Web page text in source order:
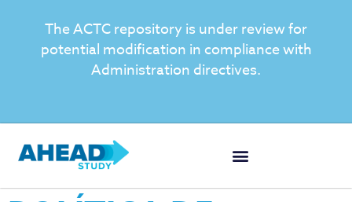
The ACTC repository is under review for
potential modification in compliance with
Administration directives.